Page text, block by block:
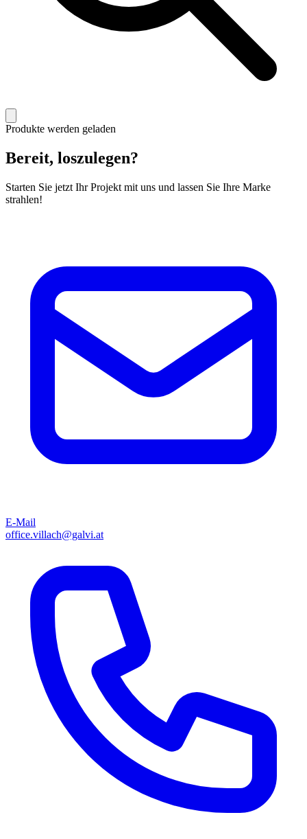
Produkte werden geladen
Bereit, loszulegen?
Starten Sie jetzt Ihr Projekt mit uns und lassen Sie Ihre Marke
strahlen!
E-Mail
office.villach@galvi.at